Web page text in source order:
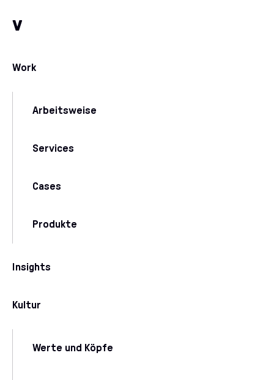
v
Work
Arbeitsweise
Services
Cases
Produkte
Insights
Kultur
Werte und Köpfe